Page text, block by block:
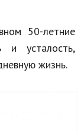
50-летние
и усталость,
жизнь.